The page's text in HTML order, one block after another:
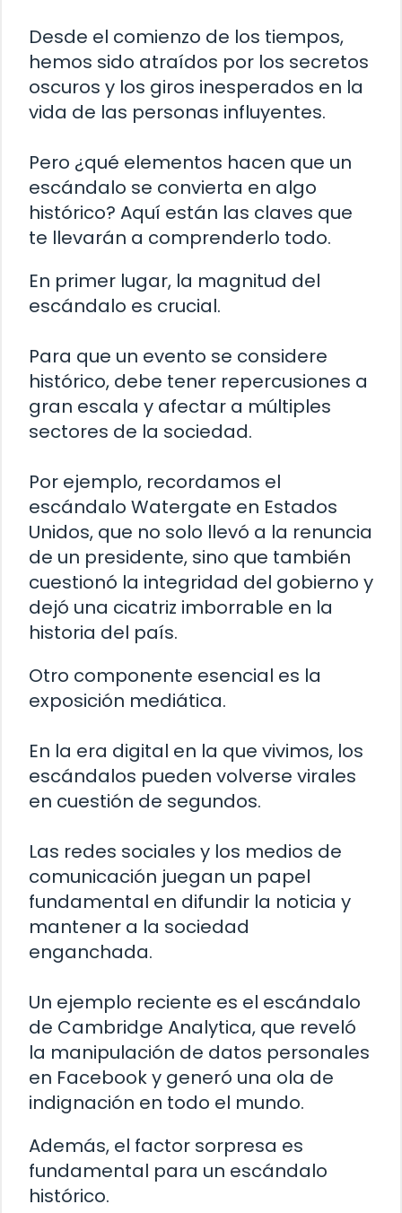
Desde el comienzo de los tiempos,
hemos sido atraídos por los secretos
oscuros y los giros inesperados en la
vida de las personas influyentes.
Pero ¿qué elementos hacen que un
escándalo se convierta en algo
histórico? Aquí están las claves que
te llevarán a comprenderlo todo.
En primer lugar, la magnitud del
escándalo es crucial.
Para que un evento se considere
histórico, debe tener repercusiones a
gran escala y afectar a múltiples
sectores de la sociedad.
Por ejemplo, recordamos el
escándalo Watergate en Estados
Unidos, que no solo llevó a la renuncia
de un presidente, sino que también
cuestionó la integridad del gobierno y
dejó una cicatriz imborrable en la
historia del país.
Otro componente esencial es la
exposición mediática.
En la era digital en la que vivimos, los
escándalos pueden volverse virales
en cuestión de segundos.
Las redes sociales y los medios de
comunicación juegan un papel
fundamental en difundir la noticia y
mantener a la sociedad
enganchada.
Un ejemplo reciente es el escándalo
de Cambridge Analytica, que reveló
la manipulación de datos personales
en Facebook y generó una ola de
indignación en todo el mundo.
Además, el factor sorpresa es
fundamental para un escándalo
histórico.